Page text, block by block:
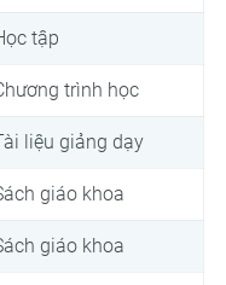
tập
trình học
liệu giảng dạy
giáo khoa
giáo khoa